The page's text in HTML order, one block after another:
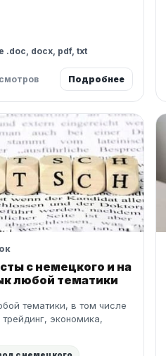
.doc, docx, pdf, txt
Подробнее
с немецкого и на
любой тематики
тематики, в том числе
экономика,